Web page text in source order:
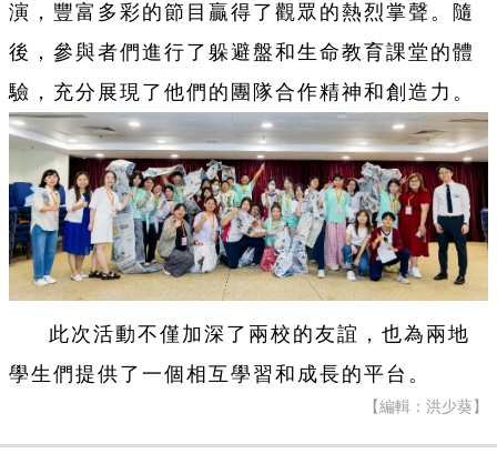
演，豐富多彩的節目贏得了觀眾的熱烈掌聲。隨
後，參與者們進行了躲避盤和生命教育課堂的體
驗，充分展現了他們的團隊合作精神和創造力。
此次活動不僅加深了兩校的友誼，也為兩地
學生們提供了一個相互學習和成長的平台。
【編輯：洪少葵】